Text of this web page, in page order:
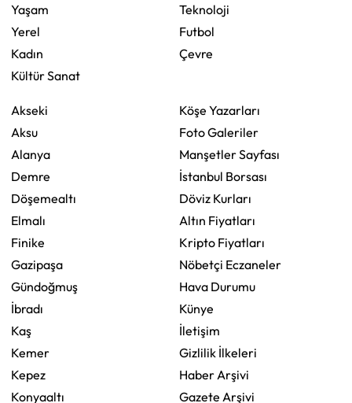
Yaşam
Yerel
Kadın
Kültür Sanat
Teknoloji
Futbol
Çevre
Akseki
Aksu
Alanya
Demre
Döşemealtı
Elmalı
Finike
Gazipaşa
Gündoğmuş
İbradı
Kaş
Kemer
Kepez
Konyaaltı
Köşe Yazarları
Foto Galeriler
Manşetler Sayfası
İstanbul Borsası
Döviz Kurları
Altın Fiyatları
Kripto Fiyatları
Nöbetçi Eczaneler
Hava Durumu
Künye
İletişim
Gizlilik İlkeleri
Haber Arşivi
Gazete Arşivi